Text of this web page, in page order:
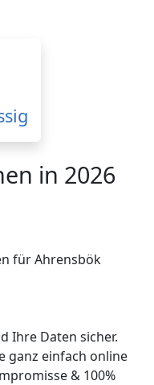
in 2026
für Ahrensbök
Ihre Daten sicher.
ganz einfach online
& 100%